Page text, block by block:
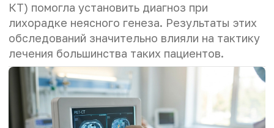
КТ) помогла установить диагноз при
лихорадке неясного генеза. Результаты этих
обследований значительно влияли на тактику
лечения большинства таких пациентов.